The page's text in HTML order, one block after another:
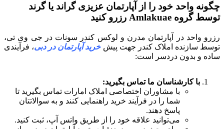
چگونه واحد خود را از آپارتمان عزیزی گراند یا گرند
توسط گروه Amlakuae رزرو کنید
رزرو واحد در آپارتمان مدرن و لوکس کندر سونات در جی وی تی،
توسط سازنده املاک کندر جهت پیشخرید آپارتمان در دبی، فرآیندی
ساده و بدون دردسر است:
با کارشناسان ما تماس بگیرید:
با مشاوران اختصاصی املاک امارات تماس بگیرید تا
شما را در فرآیند خرید راهنمایی کنند و به سوالاتتان
پاسخ دهند.
می‌توانید علاقه خود را از طریق واتس آپ، ثبت کنید.